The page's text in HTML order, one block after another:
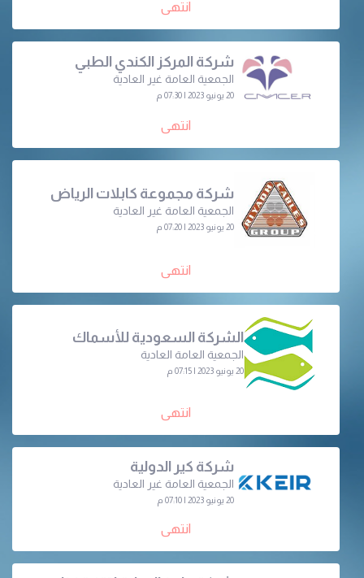
انتهى
شركة المركز الكندي الطبي
الجمعية العامة غير العادية
20 يونيو 2023 | 07:30 م
انتهى
شركة مجموعة كابلات الرياض
الجمعية العامة غير العادية
20 يونيو 2023 | 07:20 م
انتهى
الشركة السعودية للأسماك
الجمعية ‏العامة العادية
20 يونيو 2023 | 07:15 م
انتهى
شركة كير الدولية
الجمعية العامة غير العادية
20 يونيو 2023 | 07:10 م
انتهى